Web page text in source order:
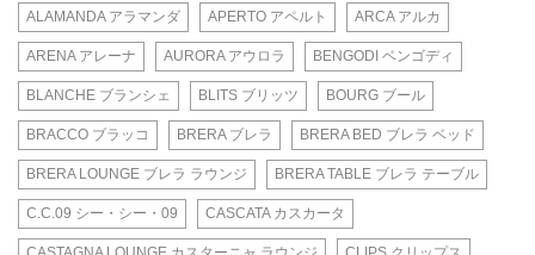
ALAMANDA アラマンダ APERTO アペルト ARCA アルカ
ARENA アレーナ AURORA アウロラ BENGODI ベンゴディ
BLANCHE ブランシェ BLITS ブリッツ BOURG ブール
BRACCO ブラッコ BRERA ブレラ BRERA BED ブレラ ベッド
BRERA LOUNGE ブレラ ラウンジ BRERA TABLE ブレラ テーブル
C.C.09 シー・シー・09 CASCATA カスカータ